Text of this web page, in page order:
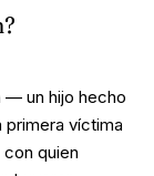
— un hijo hecho
primera víctima
quien